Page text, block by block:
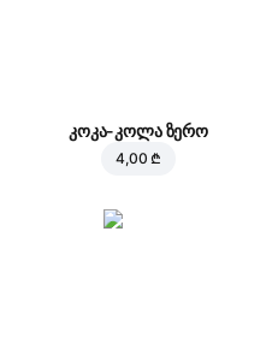
კოკა-კოლა ზერო
4,00 ₾